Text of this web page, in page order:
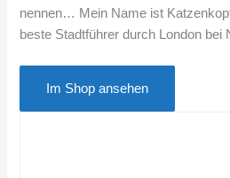
nennen… Mein Name ist
beste Stadtführer durch London bei
Im Shop ansehen